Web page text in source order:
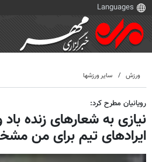
ورزش سایر ورزشها
رویانیان مطرح کرد:
نیازی به شعارهای زنده باد
ایرادهای تیم برای من